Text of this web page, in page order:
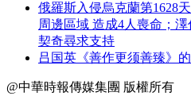
俄羅斯入侵烏克蘭第1628
周邊區域 造成4人喪命；
契奇尋求支持
吕国英《善作更须善臻》
@中華時報傳媒集團 版權所有